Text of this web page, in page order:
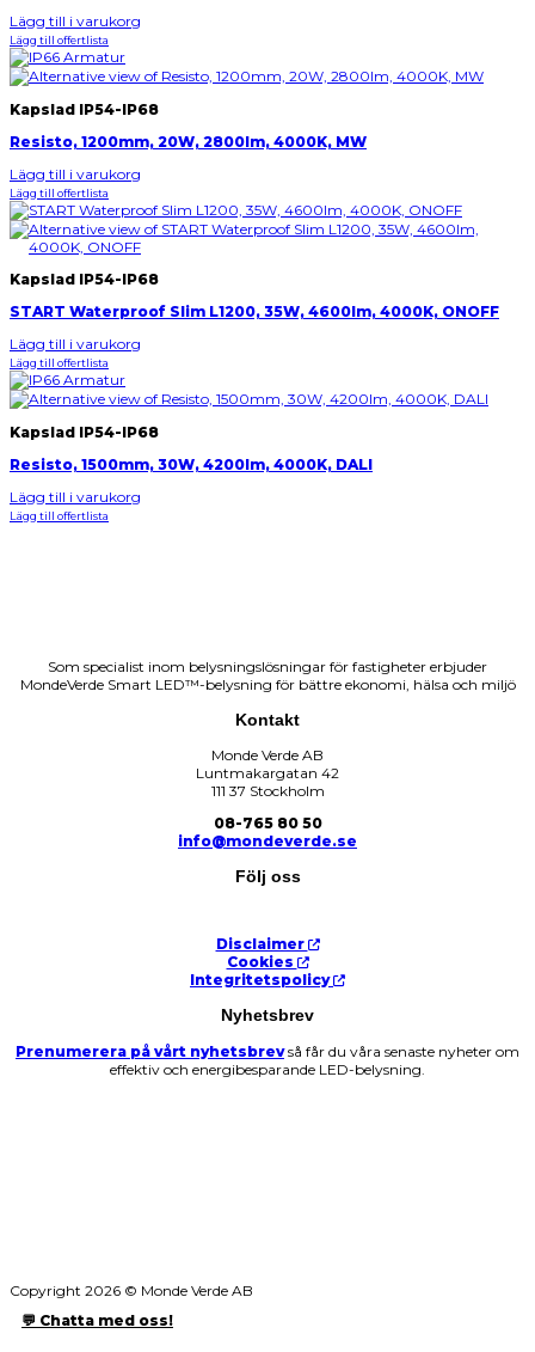
Lägg till i varukorg
Lägg till offertlista
Kapslad IP54-IP68
Resisto, 1200mm, 20W, 2800lm, 4000K, MW
Lägg till i varukorg
Lägg till offertlista
Kapslad IP54-IP68
START Waterproof Slim L1200, 35W, 4600lm, 4000K, ONOFF
Lägg till i varukorg
Lägg till offertlista
Kapslad IP54-IP68
Resisto, 1500mm, 30W, 4200lm, 4000K, DALI
Lägg till i varukorg
Lägg till offertlista
Som specialist inom belysningslösningar för fastigheter erbjuder
MondeVerde Smart LED™-belysning för bättre ekonomi, hälsa och miljö
Kontakt
Monde Verde AB
Luntmakargatan 42
111 37 Stockholm
08-765 80 50
info@mondeverde.se
Följ oss
Disclaimer
Cookies
Integritetspolicy
Nyhetsbrev
Prenumerera på vårt nyhetsbrev så får du våra senaste nyheter om
effektiv och energibesparande LED-belysning.
Copyright 2026 © Monde Verde AB
💬 Chatta med oss!